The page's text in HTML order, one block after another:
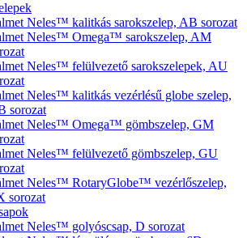
Neles™ kalitkás sarokszelep, AB sorozat
Neles™ Omega™ sarokszelep, AM
Neles™ felülvezető sarokszelepek, AU
Neles™ kalitkás vezérlésű globe szelep,
sorozat
Neles™ Omega™ gömbszelep, GM
Neles™ felülvezető gömbszelep, GU
Neles™ RotaryGlobe™ vezérlőszelep,
sorozat
Neles™ golyóscsap, D sorozat